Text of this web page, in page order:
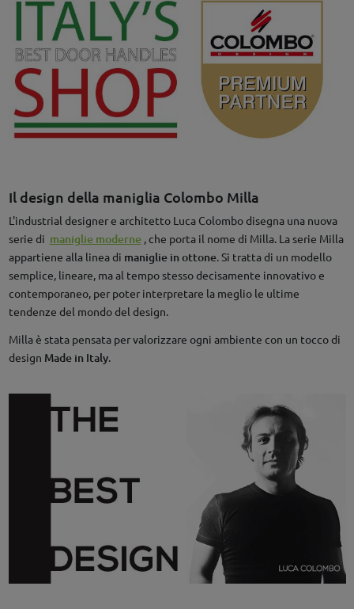
Il design della maniglia Colombo Milla
L'industrial designer e architetto Luca Colombo disegna una nuova
serie di maniglie moderne , che porta il nome di Milla. La serie Milla
appartiene alla linea di maniglie in ottone. Si tratta di un modello
semplice, lineare, ma al tempo stesso decisamente innovativo e
contemporaneo, per poter interpretare la meglio le ultime
tendenze del mondo del design.
Milla è stata pensata per valorizzare ogni ambiente con un tocco di
design Made in Italy.